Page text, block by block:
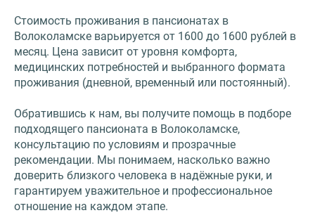
Стоимость проживания в пансионатах в
Волоколамске варьируется от 1600 до 1600 рублей в
месяц. Цена зависит от уровня комфорта,
медицинских потребностей и выбранного формата
проживания (дневной, временный или постоянный).
Обратившись к нам, вы получите помощь в подборе
подходящего пансионата в Волоколамске,
консультацию по условиям и прозрачные
рекомендации. Мы понимаем, насколько важно
доверить близкого человека в надёжные руки, и
гарантируем уважительное и профессиональное
отношение на каждом этапе.